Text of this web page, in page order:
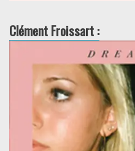
Clément Froissart :